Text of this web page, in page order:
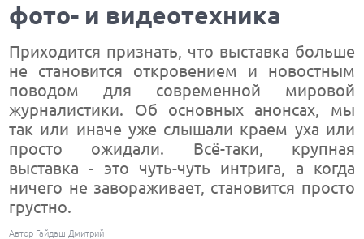
фото- и видеотехника
Приходится признать, что выставка больше
не становится откровением и новостным
поводом для современной мировой
журналистики. Об основных анонсах, мы
так или иначе уже слышали краем уха или
просто ожидали. Всё-таки, крупная
выставка - это чуть-чуть интрига, а когда
ничего не завораживает, становится просто
грустно.
Автор Гайдаш Дмитрий